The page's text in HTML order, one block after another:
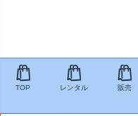
TOP レンタル 販売